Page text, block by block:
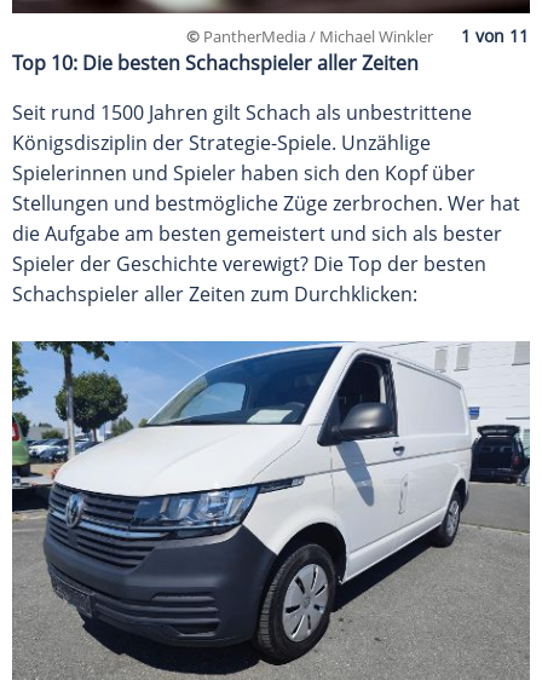
© PantherMedia / Michael Winkler
Top 10: Die besten Schachspieler aller Zeiten
Seit rund 1500 Jahren gilt Schach als unbestrittene
Königsdisziplin der Strategie-Spiele. Unzählige
Spielerinnen und Spieler haben sich den Kopf über
Stellungen und bestmögliche Züge zerbrochen. Wer hat
die Aufgabe am besten gemeistert und sich als bester
Spieler der Geschichte verewigt? Die Top der besten
Schachspieler aller Zeiten zum Durchklicken: